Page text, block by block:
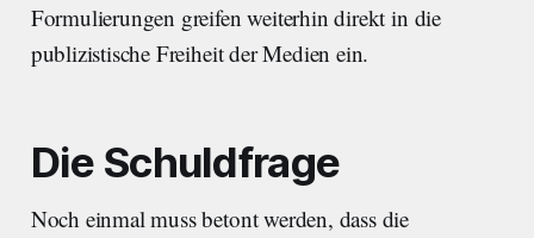
Formulierungen greifen weiterhin direkt in die
publizistische Freiheit der Medien ein.
Die Schuldfrage
Noch einmal muss betont werden, dass die